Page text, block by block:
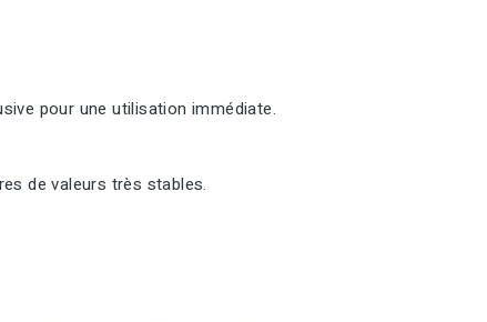
pour une utilisation immédiate.
de valeurs très stables.